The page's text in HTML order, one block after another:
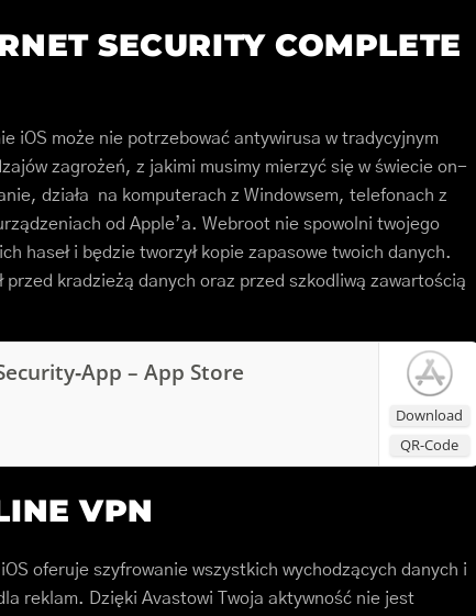
SECURITY COMPLETE
iOS może nie potrzebować antywirusa w tradycyjnym
zagrożeń, z jakimi musimy mierzyć się w świecie on-
działa na komputerach z Windowsem, telefonach z
od Apple’a. Webroot nie spowolni twojego
haseł i będzie tworzył kopie zapasowe twoich danych.
przed kradzieżą danych oraz przed szkodliwą zawartością
Download
QR-Code
– App Store
VPN
oferuje szyfrowanie wszystkich wychodzących danych i
reklam. Dzięki Avastowi Twoja aktywność nie jest